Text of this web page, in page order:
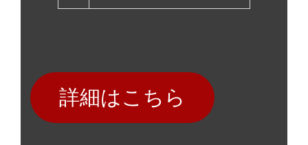
詳細はこちら